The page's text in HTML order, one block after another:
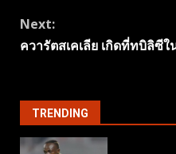
Next:
ควารัตสเคเลีย เกิดที่ทบิลิซี
TRENDING